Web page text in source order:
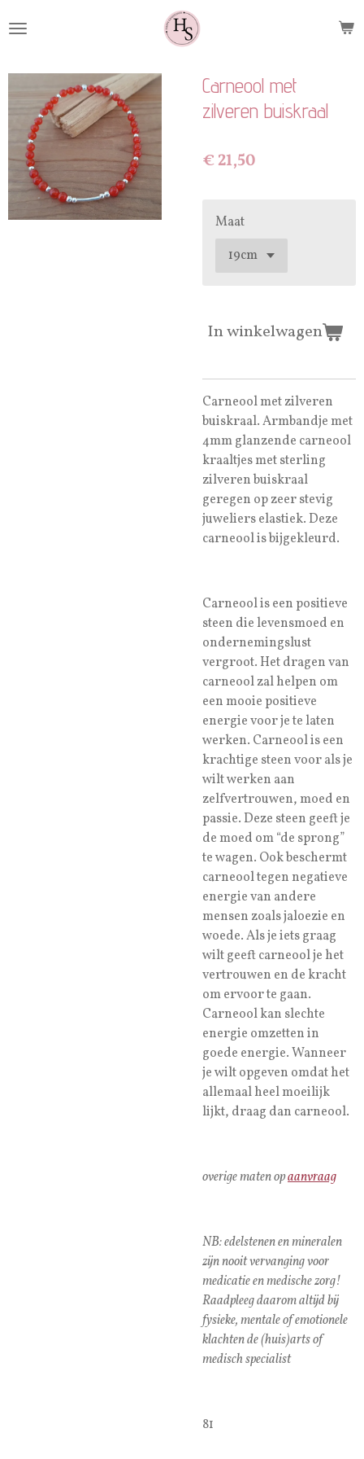
direct
de
hoofdinhoud
Carneool met
zilveren buiskraal
€ 21,50
Maat
In winkelwagen
Carneool met zilveren
buiskraal. Armbandje met
4mm glanzende carneool
kraaltjes met sterling
zilveren buiskraal
geregen op zeer stevig
juweliers elastiek. Deze
carneool is bijgekleurd.
Carneool is een positieve
steen die levensmoed en
ondernemingslust
vergroot. Het dragen van
carneool zal helpen om
een mooie positieve
energie voor je te laten
werken. Carneool is een
krachtige steen voor als je
wilt werken aan
zelfvertrouwen, moed en
passie. Deze steen geeft je
de moed om “de sprong”
te wagen. Ook beschermt
carneool tegen negatieve
energie van andere
mensen zoals jaloezie en
woede. Als je iets graag
wilt geeft carneool je het
vertrouwen en de kracht
om ervoor te gaan.
Carneool kan slechte
energie omzetten in
goede energie. Wanneer
je wilt opgeven omdat het
allemaal heel moeilijk
lijkt, draag dan carneool.
overige maten opaanvraag
NB: edelstenen en mineralen
zijn nooit vervanging voor
medicatie en medische zorg!
Raadpleeg daarom altijd bij
fysieke, mentale of emotionele
klachten de (huis)arts of
medisch specialist
81